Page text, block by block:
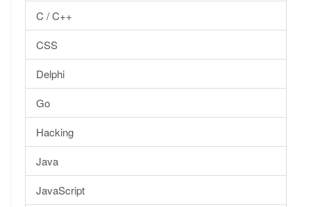
C / C++
CSS
Delphi
Go
Hacking
Java
JavaScript